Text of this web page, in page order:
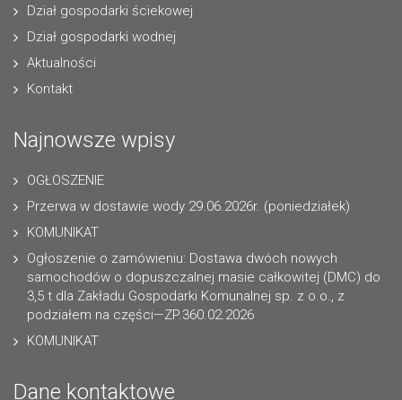
Dział gospodarki ściekowej
Dział gospodarki wodnej
Aktualności
Kontakt
Najnowsze wpisy
OGŁOSZENIE
Przerwa w dostawie wody 29.06.2026r. (poniedziałek)
KOMUNIKAT
Ogłoszenie o zamówieniu: Dostawa dwóch nowych
samochodów o dopuszczalnej masie całkowitej (DMC) do
3,5 t dla Zakładu Gospodarki Komunalnej sp. z o.o., z
podziałem na części—ZP.360.02.2026
KOMUNIKAT
Dane kontaktowe